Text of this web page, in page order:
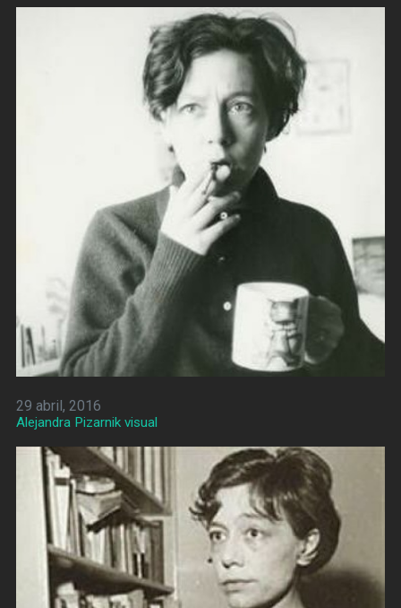
29 abril, 2016
Alejandra Pizarnik visual